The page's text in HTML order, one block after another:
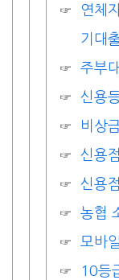
연체
기대
주부
신용
비상
신용
신용
농협
모바
10등